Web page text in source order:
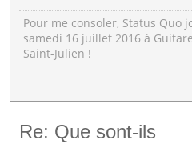
Pour me consoler, Status Quo
samedi 16 juillet 2016 à
Saint-Julien !
Re: Que sont-ils